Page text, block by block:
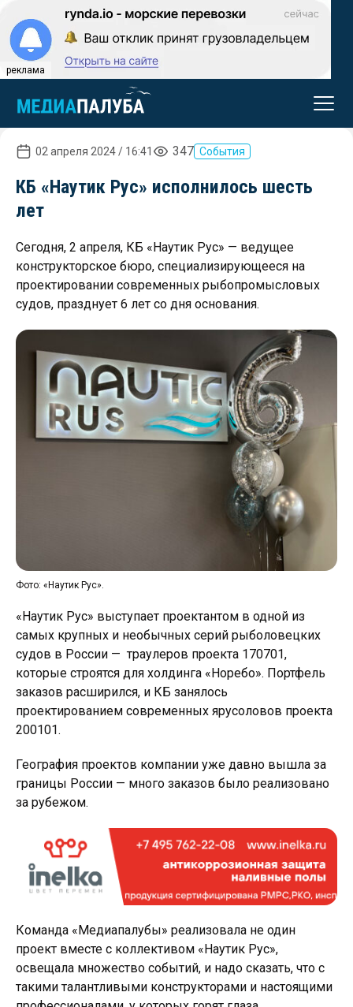
реклама
02 апреля 2024 / 16:41 347 События
КБ «Наутик Рус» исполнилось шесть
лет
Сегодня, 2 апреля, КБ «Наутик Рус» — ведущее
конструкторское бюро, специализирующееся на
проектировании современных рыбопромысловых
судов, празднует 6 лет со дня основания.
Фото: «Наутик Рус».
«Наутик Рус» выступает проектантом в одной из
самых крупных и необычных серий рыболовецких
судов в России — траулеров проекта 170701,
которые строятся для холдинга «Норебо». Портфель
заказов расширился, и КБ занялось
проектированием современных ярусоловов проекта
200101.
География проектов компании уже давно вышла за
границы России — много заказов было реализовано
за рубежом.
Команда «Медиапалубы» реализовала не один
проект вместе с коллективом «Наутик Рус»,
освещала множество событий, и надо сказать, что с
такими талантливыми конструкторами и настоящими